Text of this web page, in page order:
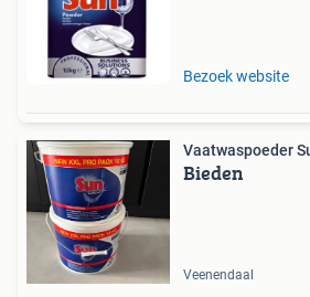
Bezoek website
Vaatwaspoeder
Bieden
Veenendaal